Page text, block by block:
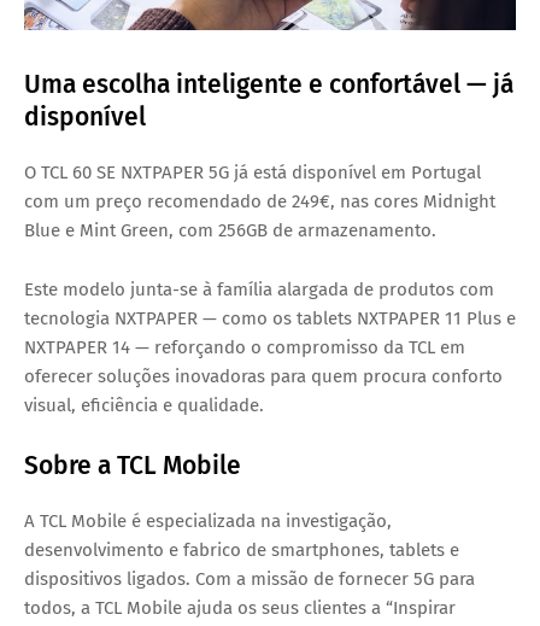
Uma escolha inteligente e confortável — já
disponível
O TCL 60 SE NXTPAPER 5G já está disponível em Portugal
com um preço recomendado de 249€, nas cores Midnight
Blue e Mint Green, com 256GB de armazenamento.
Este modelo junta-se à família alargada de produtos com
tecnologia NXTPAPER — como os tablets NXTPAPER 11 Plus e
NXTPAPER 14 — reforçando o compromisso da TCL em
oferecer soluções inovadoras para quem procura conforto
visual, eficiência e qualidade.
Sobre a TCL Mobile
A TCL Mobile é especializada na investigação,
desenvolvimento e fabrico de smartphones, tablets e
dispositivos ligados. Com a missão de fornecer 5G para
todos, a TCL Mobile ajuda os seus clientes a “Inspirar